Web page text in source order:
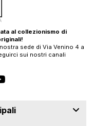
al collezionismo di
sede di Via Venino 4 a
sui nostri canali